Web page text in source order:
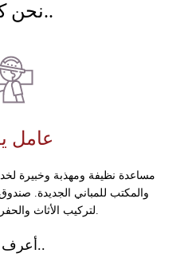
نحن كذلك..
عامل
مساعدة نظيفة ومهذبة وخبيرة
والمكتب للمباني الجديدة.
لتركيب الأثاث والحفر والصحية والمزيد.
أعرف أكثر..